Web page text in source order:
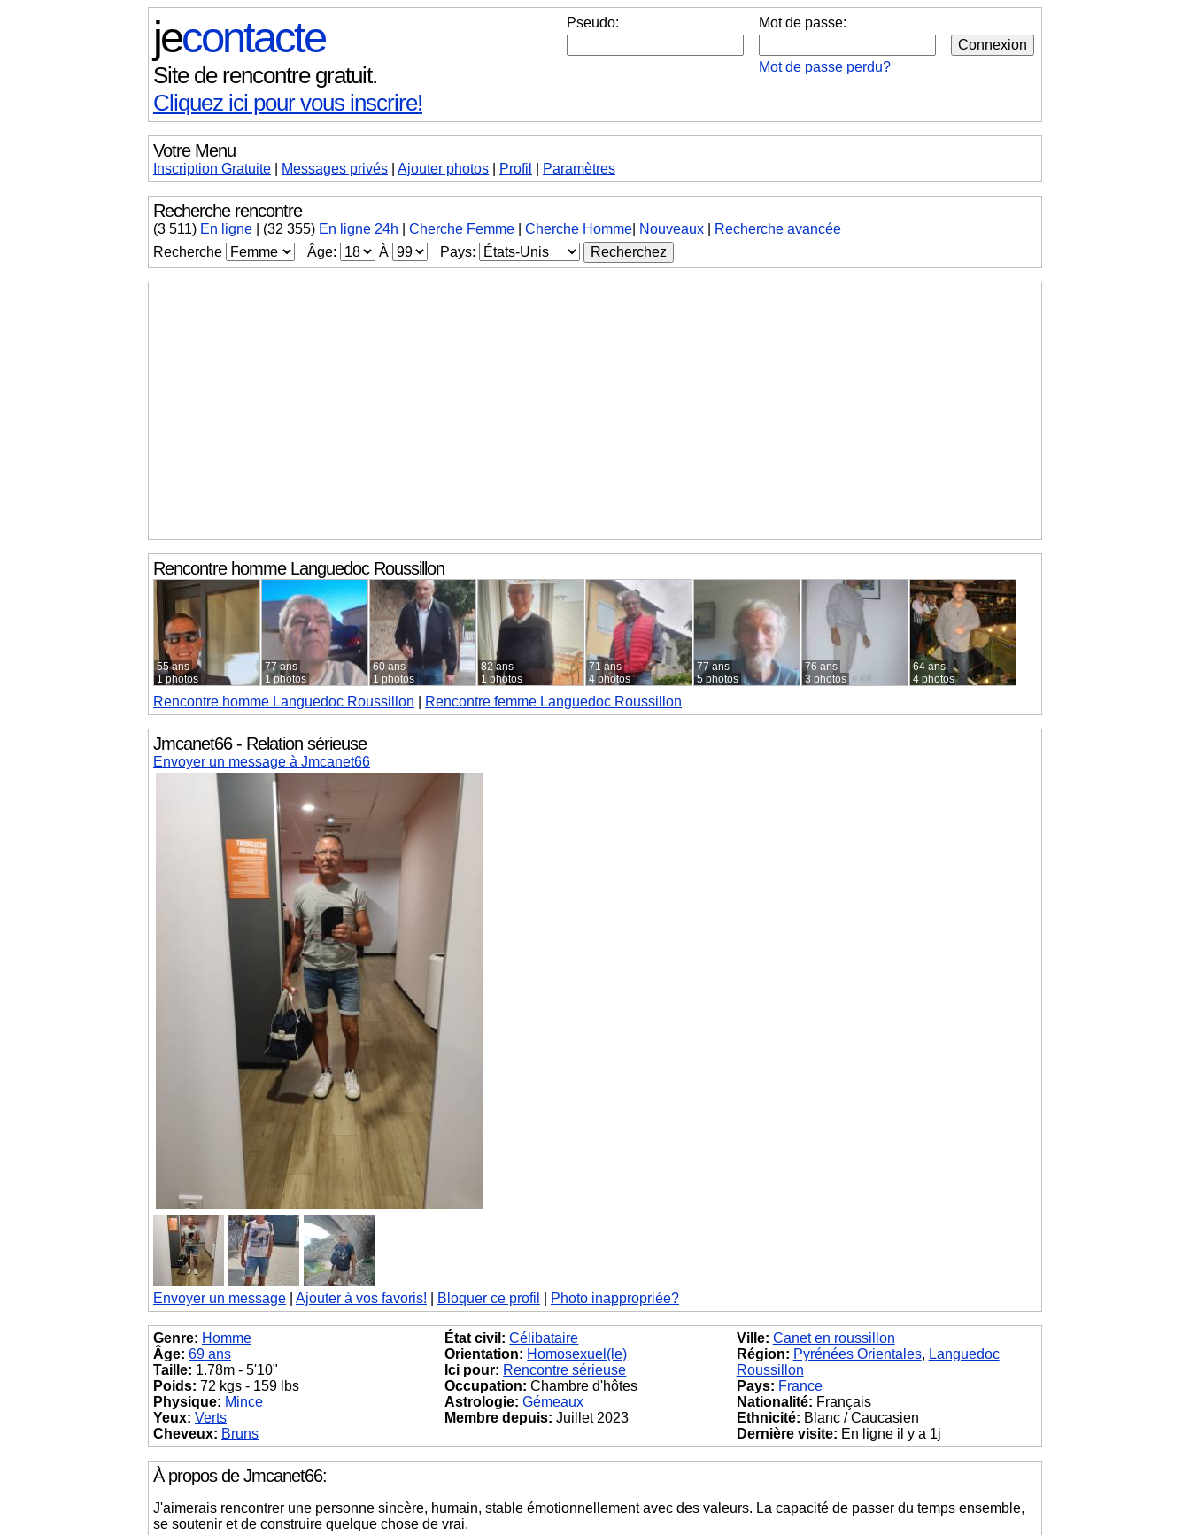
Pseudo: Mot de passe:
Mot de passe perdu?
jecontacte
Site de rencontre gratuit.
Cliquez ici pour vous inscrire!
Votre Menu
Inscription Gratuite Messages privés Ajouter photos Profil Paramètres
Recherche rencontre
(3 511) En ligne (32 355) En ligne 24h Cherche Femme Cherche Homme Nouveaux
Recherche avancée
Recherche
Âge: À Pays:
Rencontre hommeLanguedoc Roussillon
55 ans
1 photos
77 ans
1 photos
60 ans
1 photos
82 ans
1 photos
71 ans
4 photos
77 ans
5 photos
76 ans
3 photos
64 ans
4 photos
Rencontre homme Languedoc Roussillon Rencontre femme Languedoc Roussillon
Jmcanet66 - Relation sérieuse
Envoyer un message à Jmcanet66
Envoyer un message Ajouter à vos favoris! Bloquer ce profil Photo inappropriée?
Genre: Homme
Âge: 69 ans
Taille: 1.78m - 5'10"
Poids: 72 kgs - 159 lbs
Physique: Mince
Yeux: Verts
Cheveux: Bruns
État civil: Célibataire
Orientation: Homosexuel(le)
Ici pour: Rencontre sérieuse
Occupation: Chambre d'hôtes
Astrologie: Gémeaux
Membre depuis: Juillet 2023
Ville: Canet en roussillon
Région: Pyrénées Orientales, Languedoc
Roussillon
Pays: France
Nationalité: Français
Ethnicité: Blanc / Caucasien
Dernière visite: En ligne il y a 1j
À propos de Jmcanet66:
J'aimerais rencontrer une personne sincère, humain, stable émotionnellement avec des valeurs. La capacité de passer du temps ensemble,
se soutenir et de construire quelque chose de vrai.